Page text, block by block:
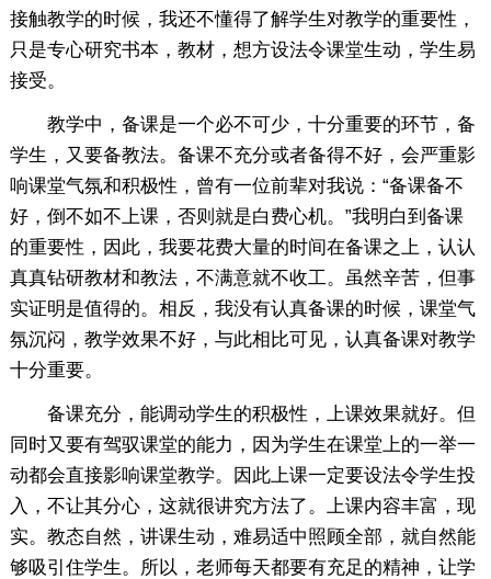
接触教学的时候，我还不懂得了解学生对教学的重要性，
只是专心研究书本，教材，想方设法令课堂生动，学生易
接受。
教学中，备课是一个必不可少，十分重要的环节，备
学生，又要备教法。备课不充分或者备得不好，会严重影
响课堂气氛和积极性，曾有一位前辈对我说：“备课备不
好，倒不如不上课，否则就是白费心机。”我明白到备课
的重要性，因此，我要花费大量的时间在备课之上，认认
真真钻研教材和教法，不满意就不收工。虽然辛苦，但事
实证明是值得的。相反，我没有认真备课的时候，课堂气
氛沉闷，教学效果不好，与此相比可见，认真备课对教学
十分重要。
备课充分，能调动学生的积极性，上课效果就好。但
同时又要有驾驭课堂的能力，因为学生在课堂上的一举一
动都会直接影响课堂教学。因此上课一定要设法令学生投
入，不让其分心，这就很讲究方法了。上课内容丰富，现
实。教态自然，讲课生动，难易适中照顾全部，就自然能
够吸引住学生。所以，老师每天都要有充足的精神，让学